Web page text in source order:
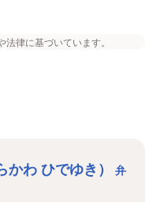
律に基づいています。
わ ひでゆき）
弁